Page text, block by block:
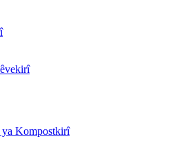
Kompostkirî